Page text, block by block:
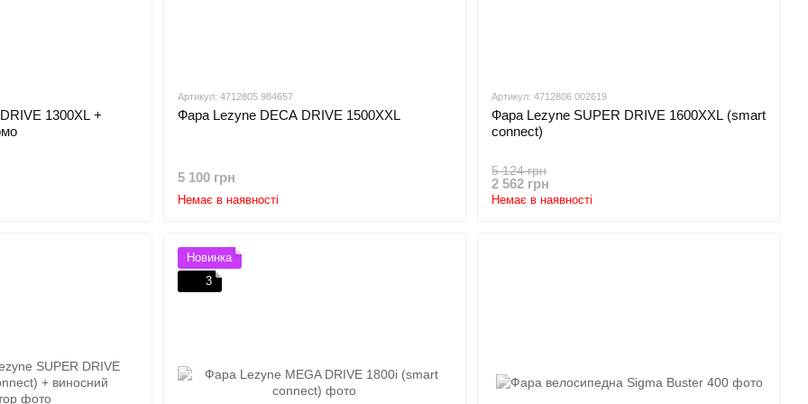
1300XL +
Артикул: 4712805 984657
Фара Lezyne DECA DRIVE 1500XXL
5 100 грн
Немає в наявності
Артикул: 4712806 002619
Фара Lezyne SUPER DRIVE 1600XXL (smart
connect)
5 124 грн
2 562 грн
Немає в наявності
Новинка
3